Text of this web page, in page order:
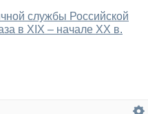
службы Российской
в XIX – начале XX в.